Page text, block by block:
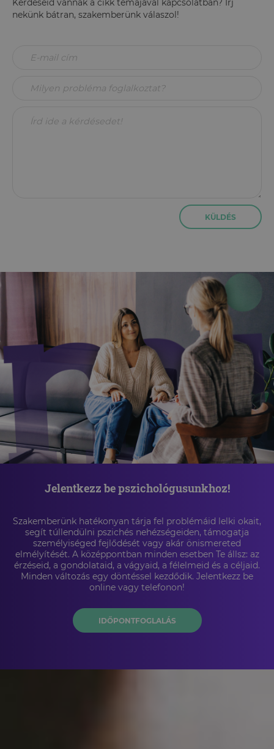
Kérdéseid vannak a cikk témájával kapcsolatban? Írj
nekünk bátran, szakemberünk válaszol!
KÜLDÉS
Jelentkezz be pszichológusunkhoz!
Szakemberünk hatékonyan tárja fel problémáid lelki okait,
segít túllendülni pszichés nehézségeiden, támogatja
személyiséged fejlődését vagy akár önismereted
elmélyítését. A középpontban minden esetben Te állsz: az
érzéseid, a gondolataid, a vágyaid, a félelmeid és a céljaid.
Minden változás egy döntéssel kezdődik. Jelentkezz be
online vagy telefonon!
IDŐPONTFOGLALÁS